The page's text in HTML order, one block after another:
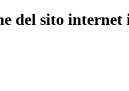
del sito